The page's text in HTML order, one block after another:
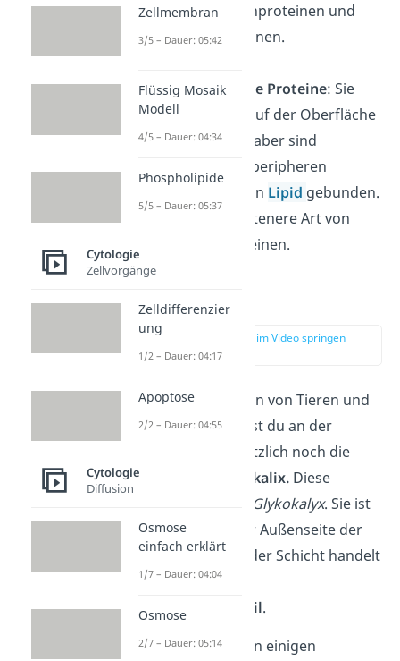
Transmembranproteinen und
Rezeptorproteinen.
Lipidverankerte Proteine: Sie
befinden sich auf der Oberfläche
der Membran, aber sind
entgegen den peripheren
Proteinen an ein Lipid gebunden.
Das ist eine seltenere Art von
Membranproteinen.
Glykokalix
zur Stelle im Video springen
(02:10)
Innerhalb der Zellen von Tieren und
Prokaryoten findest du an der
Zellmembran zusätzlich noch die
sogenannte
Glykokalix. Diese
Glykokalyx. Sie ist
eine Schicht an der Außenseite der
Zellmembran. Bei der Schicht handelt
es sich um einen
Kohlenhydratanteil.
Die Glykokalix ist an einigen
Zellmembran
3/5 – Dauer: 05:42
Flüssig Mosaik
Modell
4/5 – Dauer: 04:34
Phospholipide
5/5 – Dauer: 05:37
Cytologie
Zellvorgänge
Zelldifferenzier
ung
1/2 – Dauer: 04:17
Apoptose
2/2 – Dauer: 04:55
Cytologie
Diffusion
Osmose
einfach erklärt
1/7 – Dauer: 04:04
Osmose
2/7 – Dauer: 05:14